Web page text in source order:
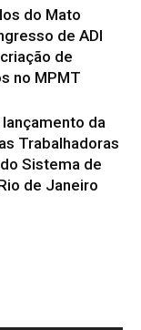
do Mato
de ADI
de
no MPMT
da
Trabalhadoras
Sistema de
de Janeiro